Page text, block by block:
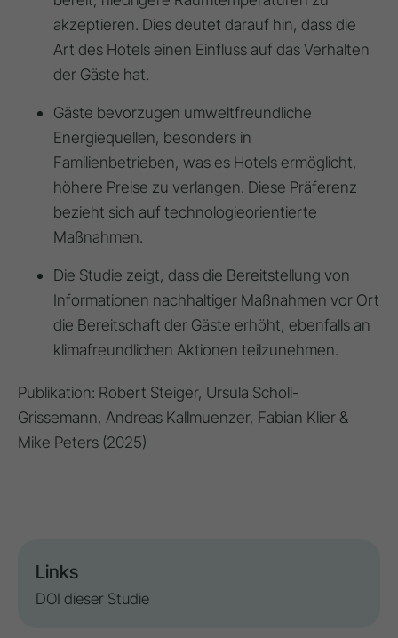
akzeptieren. Dies deutet darauf hin, dass die
Art des Hotels einen Einfluss auf das Verhalten
der Gäste hat.
Gäste bevorzugen umweltfreundliche
Energiequellen, besonders in
Familienbetrieben, was es Hotels ermöglicht,
höhere Preise zu verlangen. Diese Präferenz
bezieht sich auf technologieorientierte
Maßnahmen.
Die Studie zeigt, dass die Bereitstellung von
Informationen nachhaltiger Maßnahmen vor Ort
die Bereitschaft der Gäste erhöht, ebenfalls an
klimafreundlichen Aktionen teilzunehmen.
Publikation: Robert Steiger, Ursula Scholl-
Grissemann, Andreas Kallmuenzer, Fabian Klier &
Mike Peters (2025)
Links
DOI dieser Studie